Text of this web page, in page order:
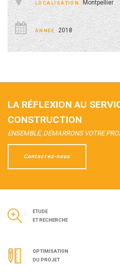
Montpellier
2018
LA RÉFLEXION AU
CONSTRUCTION
ENSEMBLE, DÉMARRONS VOTRE
Contactez-nous
ÉTUDE
ET RECHERCHE
OPTIMISATION
DU PROJET